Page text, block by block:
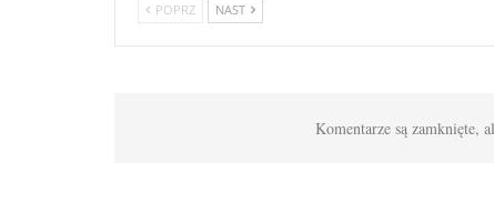
POPRZ NAST
Komentarze są zamknięte,